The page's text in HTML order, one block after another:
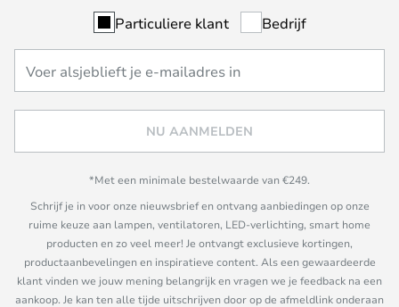
Particuliere klant Bedrijf
NU AANMELDEN
*Met een minimale bestelwaarde van €249.
Schrijf je in voor onze nieuwsbrief en ontvang aanbiedingen op onze
ruime keuze aan lampen, ventilatoren, LED-verlichting, smart home
producten en zo veel meer! Je ontvangt exclusieve kortingen,
productaanbevelingen en inspiratieve content. Als een gewaardeerde
klant vinden we jouw mening belangrijk en vragen we je feedback na een
aankoop. Je kan ten alle tijde uitschrijven door op de afmeldlink onderaan